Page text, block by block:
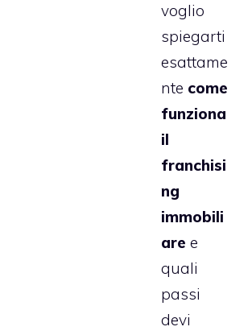
voglio
spiegarti
esattame
nte come
funziona
il
franchisi
ng
immobili
are e
quali
passi
devi